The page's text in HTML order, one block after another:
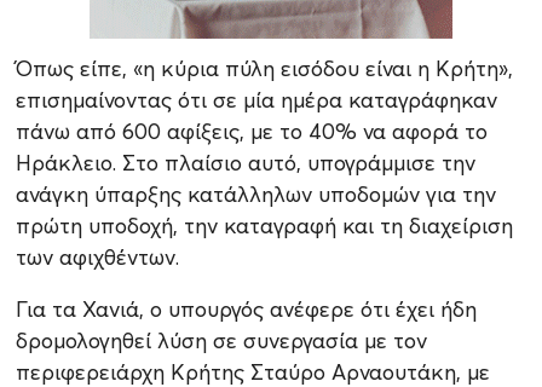
Όπως είπε, «η κύρια πύλη εισόδου είναι η Κρήτη»,
επισημαίνοντας ότι σε μία ημέρα καταγράφηκαν
πάνω από 600 αφίξεις, με το 40% να αφορά το
Ηράκλειο. Στο πλαίσιο αυτό, υπογράμμισε την
ανάγκη ύπαρξης κατάλληλων υποδομών για την
πρώτη υποδοχή, την καταγραφή και τη διαχείριση
των αφιχθέντων.
Για τα Χανιά, ο υπουργός ανέφερε ότι έχει ήδη
δρομολογηθεί λύση σε συνεργασία με τον
περιφερειάρχη Κρήτης Σταύρο Αρναουτάκη, με